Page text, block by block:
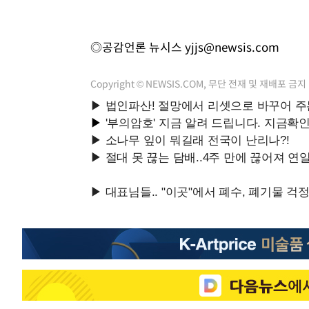
◎공감언론 뉴시스 yjjs@newsis.com
Copyright © NEWSIS.COM, 무단 전재 및 재배포 금지